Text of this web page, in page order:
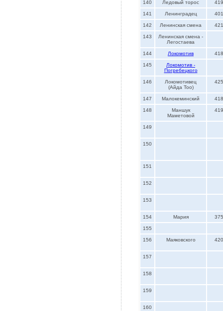
140 Ледовый торос
141 Ленинградец
142 Ленинская смена
143
Ленинская смена -
Легостаева
144 Локомотив
145
Локомотив -
Погребецкого
146
Локомотивец
(Айда Тоо)
147 Малокеминский
148
Маншук
Маметовой
149
150
151
152
153
154 Мария
155
156 Маяковского
157
158
159
160